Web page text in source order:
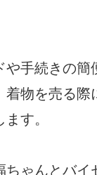
や手続きの簡
着物を売る際
す。
ちゃんとバイ